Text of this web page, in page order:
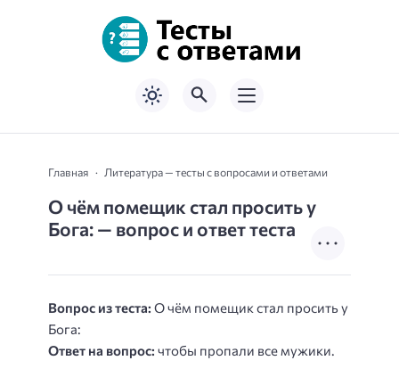
Главная Литература — тесты с вопросами и ответами
О чём помещик стал просить у
Бога: — вопрос и ответ теста
Вопрос из теста: О чём помещик стал просить у
Бога:
Ответ на вопрос: чтобы пропали все мужики.